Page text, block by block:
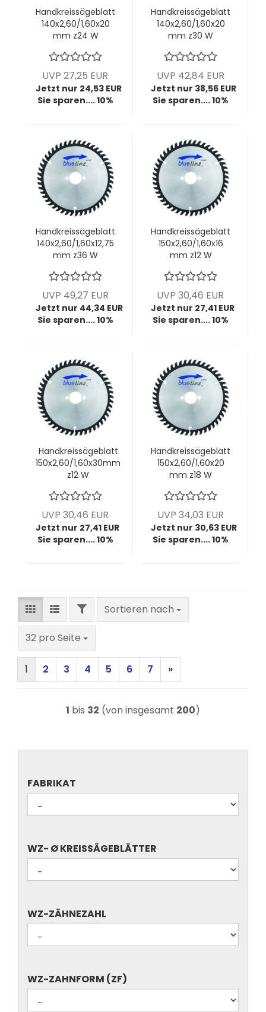
Handkreissägeblatt
140x2,60/1,60x20
mm z24 W
UVP 27,25 EUR
Jetzt nur 24,53 EUR
Sie sparen.... 10%
Handkreissägeblatt
140x2,60/1,60x20
mm z30 W
UVP 42,84 EUR
Jetzt nur 38,56 EUR
Sie sparen.... 10%
Handkreissägeblatt
140x2,60/1,60x12,75
mm z36 W
UVP 49,27 EUR
Jetzt nur 44,34 EUR
Sie sparen.... 10%
Handkreissägeblatt
150x2,60/1,60x16
mm z12 W
UVP 30,46 EUR
Jetzt nur 27,41 EUR
Sie sparen.... 10%
Handkreissägeblatt
150x2,60/1,60x30mm
z12 W
UVP 30,46 EUR
Jetzt nur 27,41 EUR
Sie sparen.... 10%
Handkreissägeblatt
150x2,60/1,60x20
mm z18 W
UVP 34,03 EUR
Jetzt nur 30,63 EUR
Sie sparen.... 10%
FILTERSortieren nach
Sortieren nach
32 pro Seite
pro Seite
1 2 3 4 5 6 7 »
1 bis 32 (von insgesamt 200)
FABRIKAT
FABRIKAT
WZ-
Ø
KREISSÄGEBLÄTTER
WZ- Ø KREISSÄGEBLÄTTER
WZ-
ZÄHNEZAHL
WZ-ZÄHNEZAHL
WZ-
ZAHNFORM
(ZF)
WZ-ZAHNFORM (ZF)